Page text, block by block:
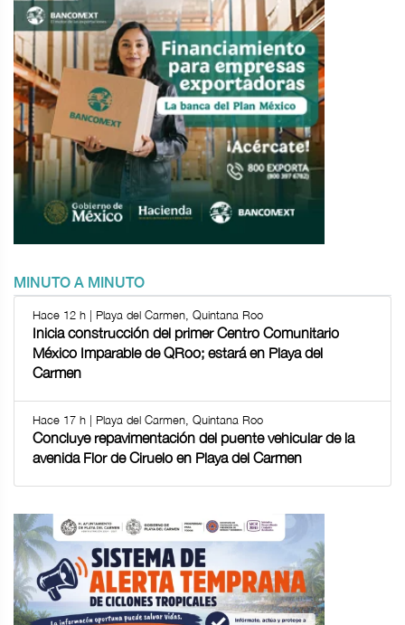
MINUTO A MINUTO
Hace 12 h | Playa del Carmen, Quintana Roo
Inicia construcción del primer Centro Comunitario
México Imparable de QRoo; estará en Playa del
Carmen
Hace 17 h | Playa del Carmen, Quintana Roo
Concluye repavimentación del puente vehicular de la
avenida Flor de Ciruelo en Playa del Carmen